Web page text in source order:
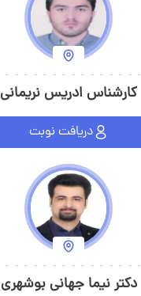
کارشناس ادریس نریمانی
دریافت نوبت
دکتر نیما جهانی بوشهری